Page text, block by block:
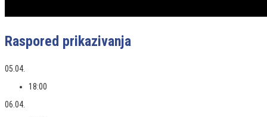
Raspored prikazivanja
05.04.
18:00
06.04.